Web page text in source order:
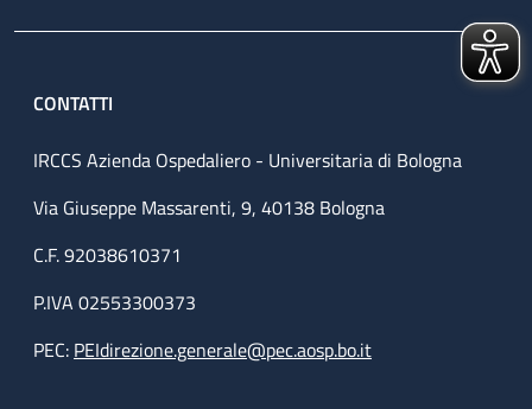
CONTATTI
IRCCS Azienda Ospedaliero - Universitaria di Bologna
Via Giuseppe Massarenti, 9, 40138 Bologna
C.F. 92038610371
P.IVA 02553300373
PEC: PEIdirezione.generale@pec.aosp.bo.it